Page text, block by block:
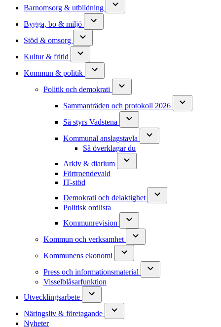
Barnomsorg & utbildning
Bygga, bo & miljö
Stöd & omsorg
Kultur & fritid
Kommun & politik
Politik och demokrati
Sammanträden och protokoll 2026
Så styrs Vadstena
Kommunal anslagstavla
Så överklagar du
Arkiv & diarium
Förtroendevald
IT-stöd
Demokrati och delaktighet
Politisk ordlista
Kommunrevision
Kommun och verksamhet
Kommunens ekonomi
Press och informationsmaterial
Visselblåsarfunktion
Utvecklingsarbete
Näringsliv & företagande
Nyheter